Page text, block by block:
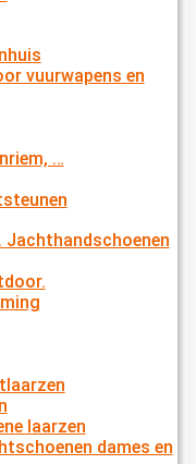
vuurwapens en
…
Jachthandschoenen
laarzen
dames en